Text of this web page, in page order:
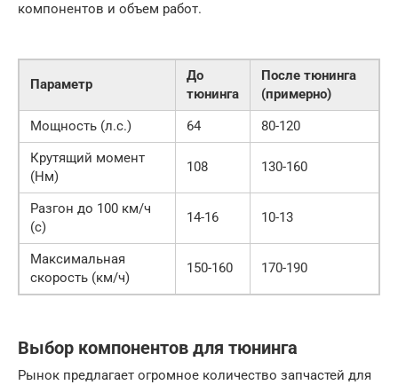
компонентов и объем работ.
Параметр
До
тюнинга
После тюнинга
(примерно)
Мощность (л.с.)
64
80-120
Крутящий момент
(Нм)
108 130-160
Разгон до 100 км/ч
(с)
14-16 10-13
Максимальная
скорость (км/ч)
150-160 170-190
Выбор компонентов для тюнинга
Рынок предлагает огромное количество запчастей для